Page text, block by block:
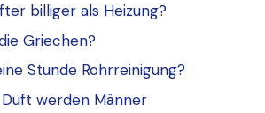
billiger als Heizung?
Griechen?
Stunde Rohrreinigung?
werden Männer